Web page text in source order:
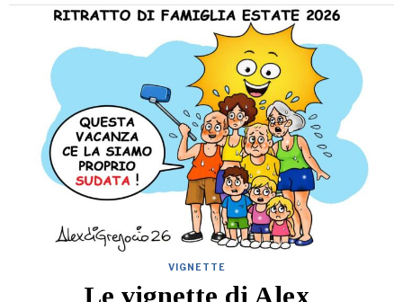
VIGNETTE
Le vignette di Alex